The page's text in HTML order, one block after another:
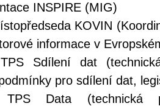
INSPIRE (MIG)
KOVIN
informace v
Sdílení dat
pro sdílení dat,
TPS Data (technická